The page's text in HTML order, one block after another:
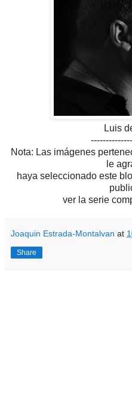
Luis
Nota: Las imágenes
le
haya seleccionado este
ver la serie
Joaquin Estrada-Montalvan at
Share